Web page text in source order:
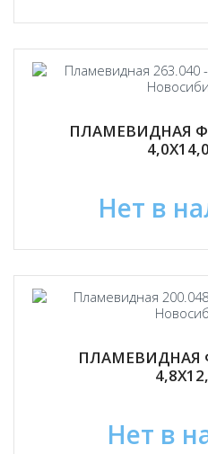
ПЛАМЕВИДНАЯ
Нет в
ПЛАМЕВИДНАЯ
Нет в